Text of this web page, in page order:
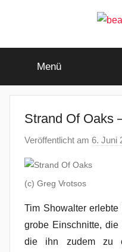
beat
goes
Menü
Strand Of Oaks
Veröffentlicht am 6. Juni
(c) Greg Vrotsos
Tim Showalter
grobe Einschnitte, die
die ihn zudem zu